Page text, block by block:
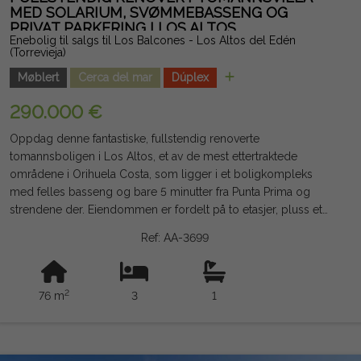
skatter er ikke inkludert. Informasjonen som gis er indikativ og
ikke juridisk bindende, og kan inneholde feil.
MED SOLARIUM, SVØMMEBASSENG OG
PRIVAT PARKERING I LOS ALTOS
Enebolig til salgs til Los Balcones - Los Altos del Edén
(Torrevieja)
Møblert
Cerca del mar Dúplex
290.000 €
Oppdag denne fantastiske, fullstendig renoverte
tomannsboligen i Los Altos, et av de mest ettertraktede
områdene i Orihuela Costa, som ligger i et boligkompleks
med felles basseng og bare 5 minutter fra Punta Prima og
strendene der. Eiendommen er fordelt på to etasjer, pluss et
utsikt og bassenget. I første etasje finner du en stor terrasse
foran, veranda, lys stue og spisestue, utstyrt kjøkken (uten
vaskemaskin), stort spiskammer, et dobbeltrom med innebygd
garderobe, bad med dusj og lagerrom. I øverste etasje er det
Ref: AA-3699
76 m2 3 1